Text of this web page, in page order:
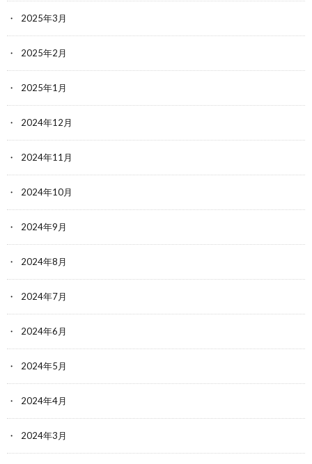
2025年3月
2025年2月
2025年1月
2024年12月
2024年11月
2024年10月
2024年9月
2024年8月
2024年7月
2024年6月
2024年5月
2024年4月
2024年3月